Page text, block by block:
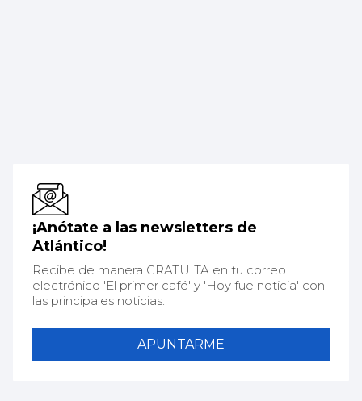
¡Anótate a las newsletters de
Atlántico!
Recibe de manera GRATUITA en tu correo
electrónico 'El primer café' y 'Hoy fue noticia' con
las principales noticias.
APUNTARME